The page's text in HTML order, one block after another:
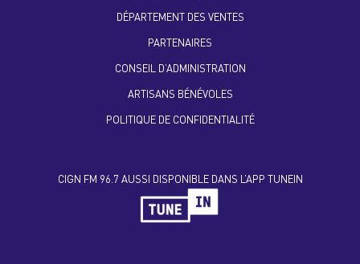
DÉPARTEMENT DES VENTES
PARTENAIRES
CONSEIL D’ADMINISTRATION
ARTISANS BÉNÉVOLES
POLITIQUE DE CONFIDENTIALITÉ
CIGN FM 96.7 AUSSI DISPONIBLE DANS L’APP TUNEIN